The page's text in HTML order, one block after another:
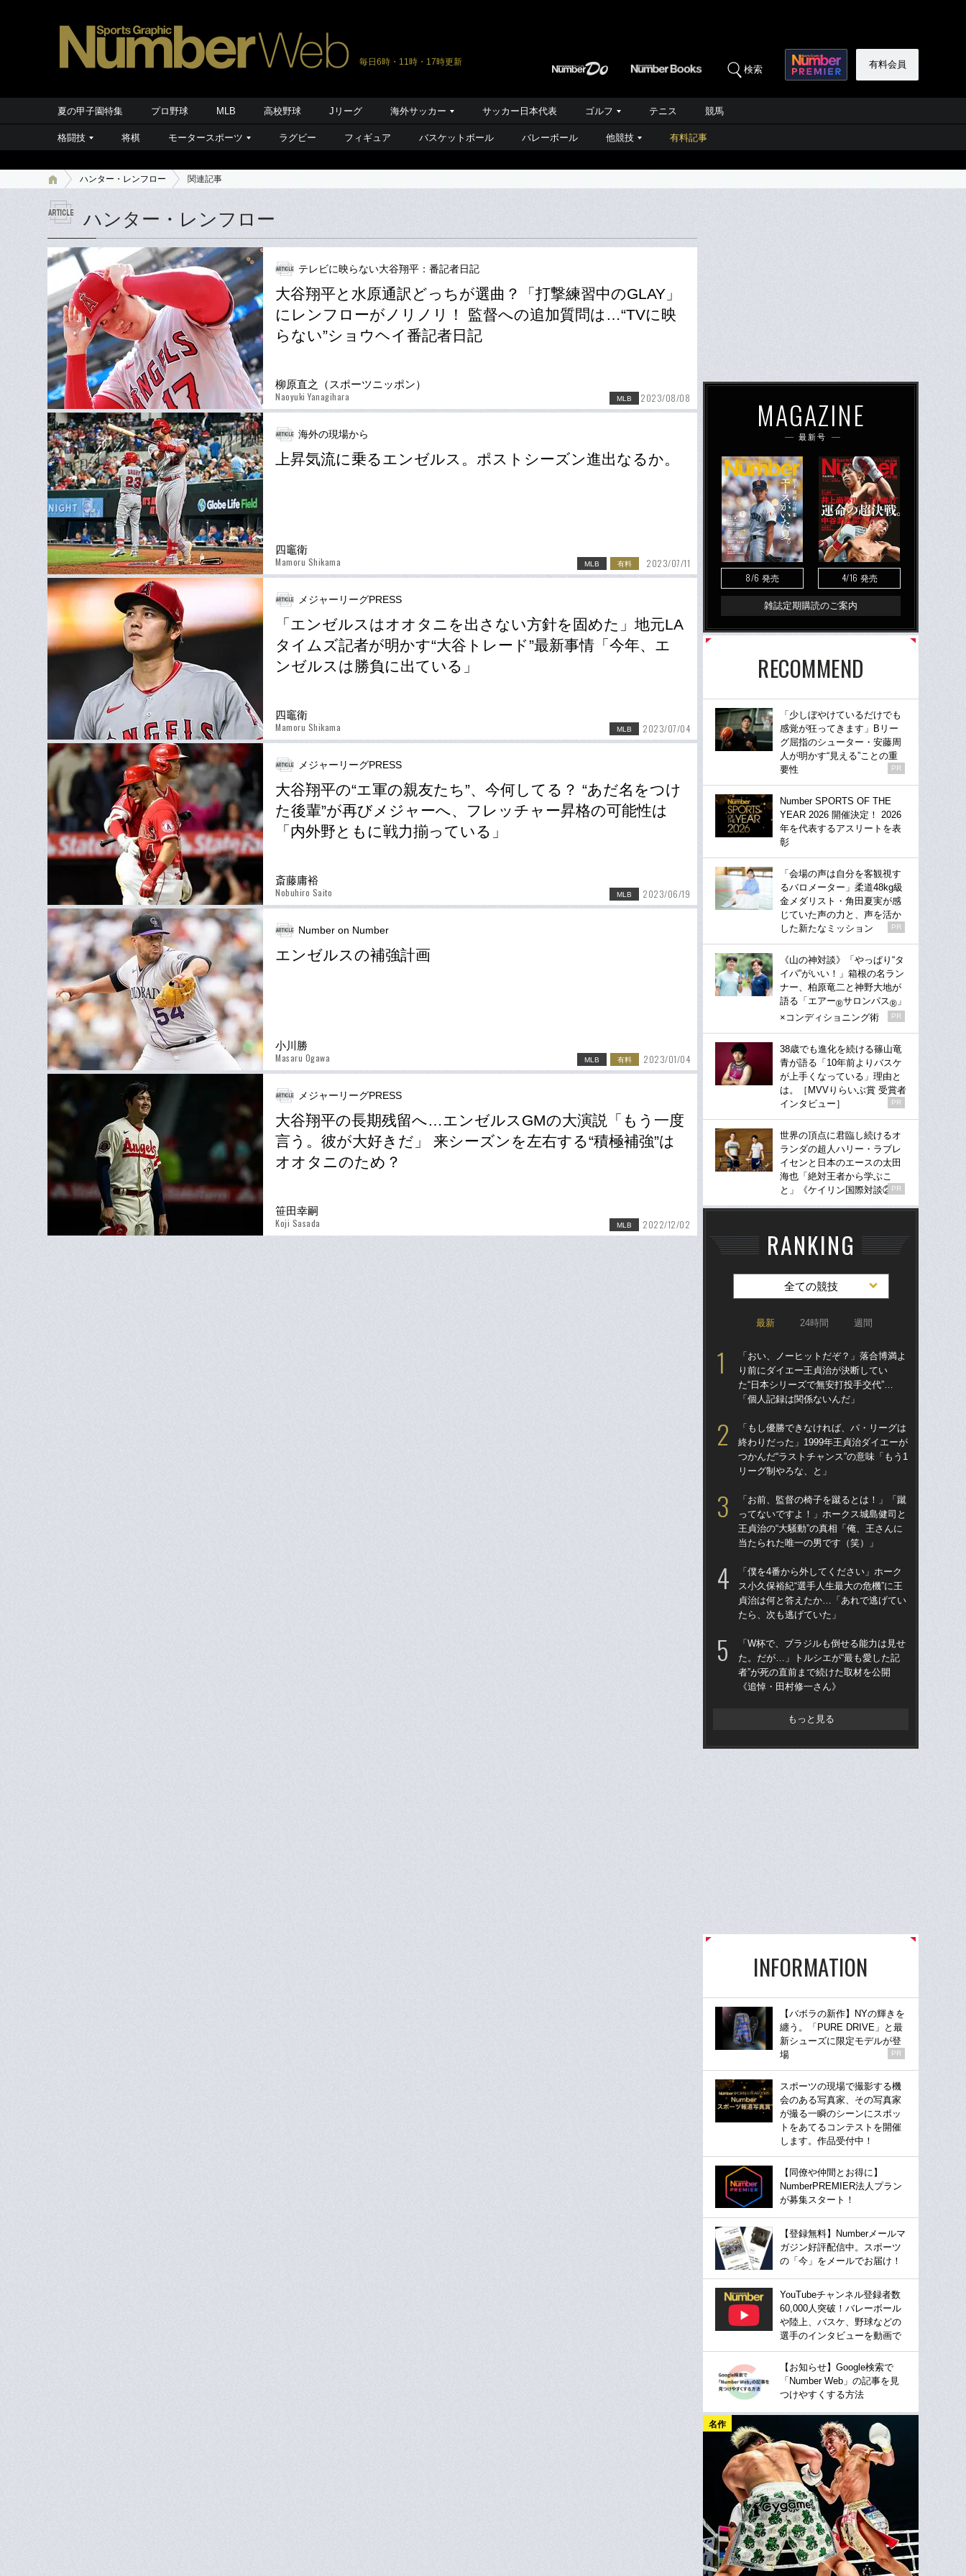
毎日6時・11時・17時更新
検索 有料会員
夏の甲子園特集 プロ野球 MLB 高校野球 Jリーグ 海外サッカー サッカー日本代表 ゴルフ テニス 競馬
格闘技 将棋 モータースポーツ ラグビー フィギュア バスケットボール バレーボール 他競技 有料記事
ハンター・レンフロー 関連記事
ハンター・レンフロー
テレビに映らない大谷翔平：番記者日記
大谷翔平と水原通訳どっちが選曲？「打撃練習中のGLAY」
にレンフローがノリノリ！ 監督への追加質問は…“TVに映
らない”ショウヘイ番記者日記
柳原直之（スポーツニッポン）
Naoyuki Yanagihara MLB 2023/08/08
海外の現場から
上昇気流に乗るエンゼルス。ポストシーズン進出なるか。
四竈衛
Mamoru Shikama MLB 有料 2023/07/11
メジャーリーグPRESS
「エンゼルスはオオタニを出さない方針を固めた」地元LA
タイムズ記者が明かす“大谷トレード”最新事情「今年、エ
ンゼルスは勝負に出ている」
四竈衛
Mamoru Shikama MLB 2023/07/04
メジャーリーグPRESS
大谷翔平の“エ軍の親友たち”、今何してる？ “あだ名をつけ
た後輩”が再びメジャーへ、フレッチャー昇格の可能性は
「内外野ともに戦力揃っている」
斎藤庸裕
Nobuhiro Saito MLB 2023/06/19
Number on Number
エンゼルスの補強計画
小川勝
Masaru Ogawa MLB 有料 2023/01/04
メジャーリーグPRESS
大谷翔平の長期残留へ…エンゼルスGMの大演説「もう一度
言う。彼が大好きだ」 来シーズンを左右する“積極補強”は
オオタニのため？
笹田幸嗣
Koji Sasada MLB 2022/12/02
MAGAZINE
最新号
8/6 発売 4/16 発売
雑誌定期購読のご案内
RECOMMEND
「少しぼやけているだけでも
感覚が狂ってきます」Bリー
グ屈指のシューター・安藤周
人が明かす“見える”ことの重
要性
PR
Number SPORTS OF THE
YEAR 2026 開催決定！ 2026
年を代表するアスリートを表
彰
「会場の声は自分を客観視す
るバロメーター」柔道48kg級
金メダリスト・角田夏実が感
じていた声の力と、声を活か
した新たなミッション
PR
《山の神対談》「やっぱり“タ
イパ”がいい！」箱根の名ラン
ナー、柏原竜二と神野大地が
語る「エアー®サロンパス® 」
×コンディショニング術
PR
38歳でも進化を続ける篠山竜
青が語る「10年前よりバスケ
が上手くなっている」理由と
は。［MVVりらいぶ賞 受賞者
インタビュー］
PR
世界の頂点に君臨し続けるオ
ランダの超人ハリー・ラブレ
イセンと日本のエースの太田
海也「絶対王者から学ぶこ
と」《ケイリン国際対談②》
PR
RANKING
全ての競技
最新 24時間 週間
「おい、ノーヒットだぞ？」落合博満よ
り前にダイエー王貞治が決断してい
た“日本シリーズで無安打投手交代”…
「個人記録は関係ないんだ」
「もし優勝できなければ、パ・リーグは
終わりだった」1999年王貞治ダイエーが
つかんだ“ラストチャンス”の意味「もう1
リーグ制やろな、と」
「お前、監督の椅子を蹴るとは！」「蹴
ってないですよ！」ホークス城島健司と
王貞治の“大騒動”の真相「俺、王さんに
当たられた唯一の男です（笑）」
「僕を4番から外してください」ホーク
ス小久保裕紀“選手人生最大の危機”に王
貞治は何と答えたか…「あれで逃げてい
たら、次も逃げていた」
「W杯で、ブラジルも倒せる能力は見せ
た。だが…」トルシエが“最も愛した記
者”が死の直前まで続けた取材を公開
《追悼・田村修一さん》
もっと見る
INFORMATION
【バボラの新作】NYの輝きを
纏う。「PURE DRIVE」と最
新シューズに限定モデルが登
場
PR
スポーツの現場で撮影する機
会のある写真家、その写真家
が撮る一瞬のシーンにスポッ
トをあてるコンテストを開催
します。作品受付中！
【同僚や仲間とお得に】
NumberPREMIER法人プラン
が募集スタート！
【登録無料】Numberメールマ
ガジン好評配信中。スポーツ
の「今」をメールでお届け！
YouTubeチャンネル登録者数
60,000人突破！バレーボール
や陸上、バスケ、野球などの
選手のインタビューを動画で
【お知らせ】Google検索で
「Number Web」の記事を見
つけやすくする方法
名作